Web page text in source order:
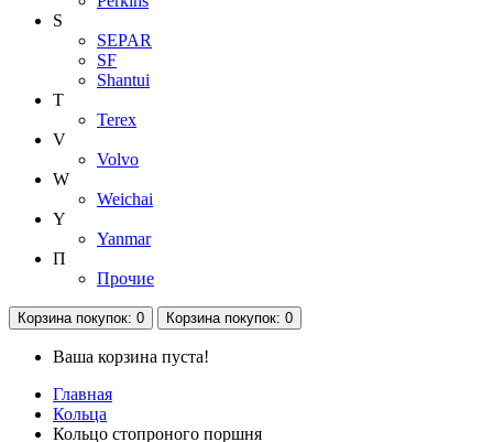
S
SEPAR
SF
Shantui
T
Terex
V
Volvo
W
Weichai
Y
Yanmar
П
Прочие
Корзинапокупок: 0 Корзинапокупок: 0
Ваша корзина пуста!
Главная
Кольца
Кольцо стопроного поршня